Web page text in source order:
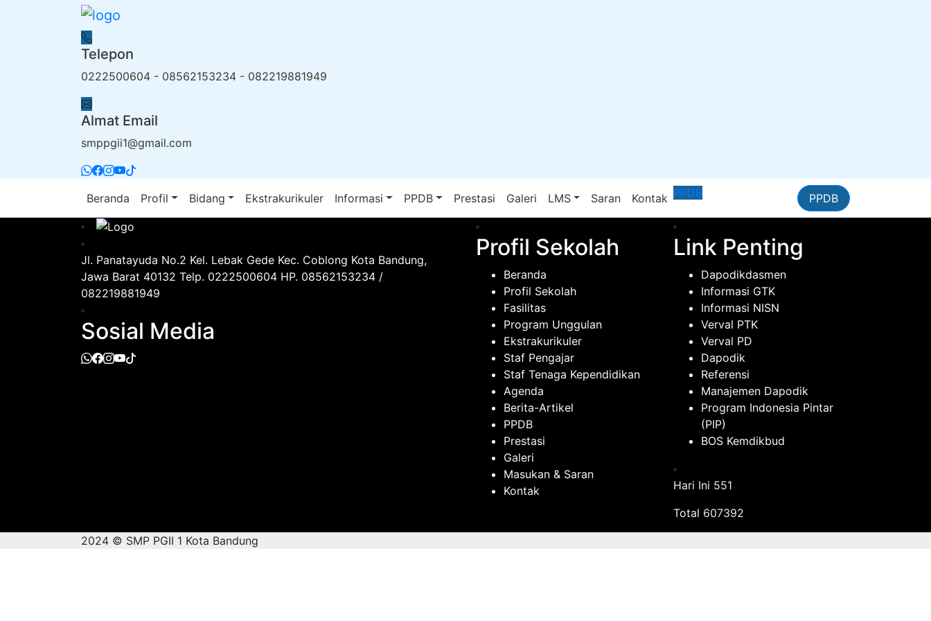
Telepon
0222500604 - 08562153234 - 082219881949
Almat Email
smppgii1@gmail.com
Beranda Profil Bidang Ekstrakurikuler Informasi PPDB Prestasi Galeri LMS Saran Kontak PPDB PPDB
Jl. Panatayuda No.2 Kel. Lebak Gede Kec. Coblong Kota Bandung,
Jawa Barat 40132 Telp. 0222500604 HP. 08562153234 /
082219881949
Sosial Media
Profil Sekolah
Beranda
Profil Sekolah
Fasilitas
Program Unggulan
Ekstrakurikuler
Staf Pengajar
Staf Tenaga Kependidikan
Agenda
Berita-Artikel
PPDB
Prestasi
Galeri
Masukan & Saran
Kontak
Link Penting
Dapodikdasmen
Informasi GTK
Informasi NISN
Verval PTK
Verval PD
Dapodik
Referensi
Manajemen Dapodik
Program Indonesia Pintar
(PIP)
BOS Kemdikbud
Hari Ini 551
Total 607392
2024 © SMP PGII 1 Kota Bandung